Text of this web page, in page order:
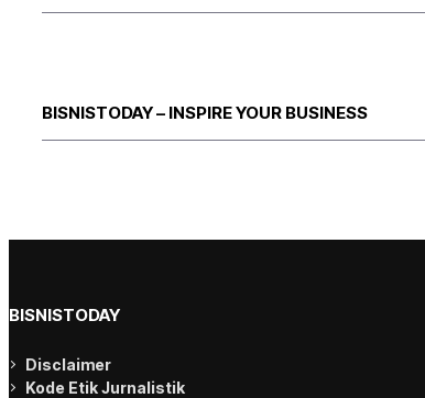
BISNISTODAY – INSPIRE YOUR BUSINESS
BISNISTODAY
Disclaimer
Kode Etik Jurnalistik